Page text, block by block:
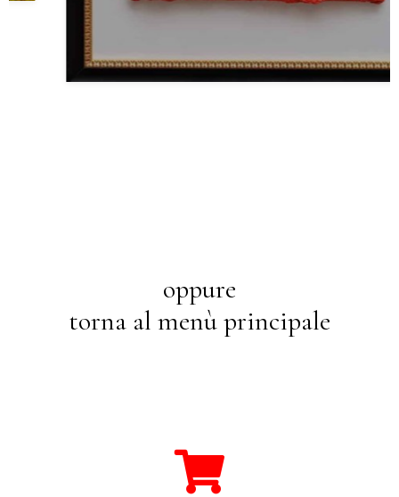
oppure
torna al menù principale